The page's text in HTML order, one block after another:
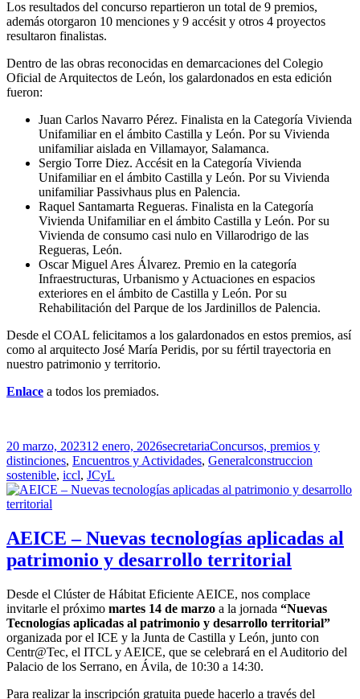
Los resultados del concurso repartieron un total de 9 premios,
además otorgaron 10 menciones y 9 accésit y otros 4 proyectos
resultaron finalistas.
Dentro de las obras reconocidas en demarcaciones del Colegio
Oficial de Arquitectos de León, los galardonados en esta edición
fueron:
Juan Carlos Navarro Pérez. Finalista en la Categoría Vivienda
Unifamiliar en el ámbito Castilla y León. Por su Vivienda
unifamiliar aislada en Villamayor, Salamanca.
Sergio Torre Diez. Accésit en la Categoría Vivienda
Unifamiliar en el ámbito Castilla y León. Por su Vivienda
unifamiliar Passivhaus plus en Palencia.
Raquel Santamarta Regueras. Finalista en la Categoría
Vivienda Unifamiliar en el ámbito Castilla y León. Por su
Vivienda de consumo casi nulo en Villarodrigo de las
Regueras, León.
Oscar Miguel Ares Álvarez. Premio en la categoría
Infraestructuras, Urbanismo y Actuaciones en espacios
exteriores en el ámbito de Castilla y León. Por su
Rehabilitación del Parque de los Jardinillos de Palencia.
Desde el COAL felicitamos a los galardonados en estos premios, así
como al arquitecto José María Peridis, por su fértil trayectoria en
nuestro patrimonio y territorio.
Enlace a todos los premiados.
Publicado
el
20 marzo, 202312 enero, 2026Autor
secretariaCategorías
Concursos, premios y
distinciones, Encuentros y Actividades, GeneralEtiquetas
construccion
sostenible, iccl, JCyL
AEICE – Nuevas tecnologías aplicadas al
patrimonio y desarrollo territorial
Desde el Clúster de Hábitat Eficiente AEICE, nos complace
invitarle el próximo martes 14 de marzo a la jornada “Nuevas
Tecnologías aplicadas al patrimonio y desarrollo territorial”
organizada por el ICE y la Junta de Castilla y León, junto con
Centr@Tec, el ITCL y AEICE, que se celebrará en el Auditorio del
Palacio de los Serrano, en Ávila, de 10:30 a 14:30.
Para realizar la inscripción gratuita puede hacerlo a través del